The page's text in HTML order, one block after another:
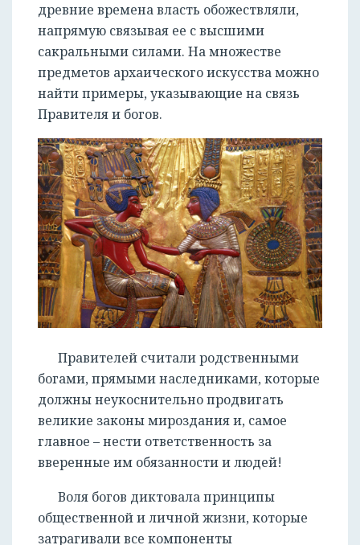
древние времена власть обожествляли,
напрямую связывая ее с высшими
сакральными силами. На множестве
предметов архаического искусства можно
найти примеры, указывающие на связь
Правителя и богов.
Правителей считали родственными
богами, прямыми наследниками, которые
должны неукоснительно продвигать
великие законы мироздания и, самое
главное – нести ответственность за
вверенные им обязанности и людей!
Воля богов диктовала принципы
общественной и личной жизни, которые
затрагивали все компоненты